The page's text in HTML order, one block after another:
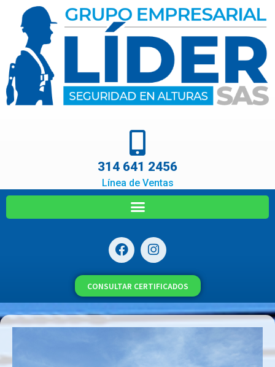
314 641 2456
Línea de Ventas
CONSULTAR CERTIFICADOS